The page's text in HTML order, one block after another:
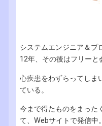
システムエンジニア＆プ
12年、その後はフリーと
心疾患をわずらってしま
ている。
今まで得たものをまった
て、Webサイトで発信中。